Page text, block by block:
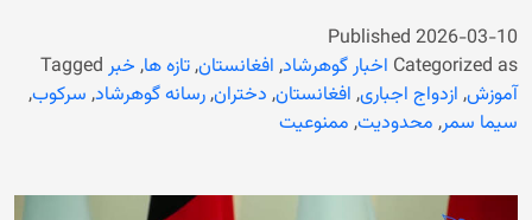
کرد: «دولت به‌طور سیستماتیک و دوامدار زنان افغانستان را از حقوق‌شان منع
می‌کنند و این نقض حقوق بشر است.» رییس پیشین کمیسیون مستقل حقوق
بشر افغانستان در این نشست بر ثبت و مستندسازی نقض حقوق بشر در
افغانستان تاکید کرده و گفته برای پاسخ‌گوسازی عاملان نقض حقوق بشر در
Published 2026-03-10
Categorized as اخبار گوهرشاد, افغانستان,تازه ها, خبر Tagged
آموزش, ازدواج اجباری, افغانستان, دختران,رسانه گوهرشاد, سرکوب,
سیما سمر, محدودیت, ممنوعیت